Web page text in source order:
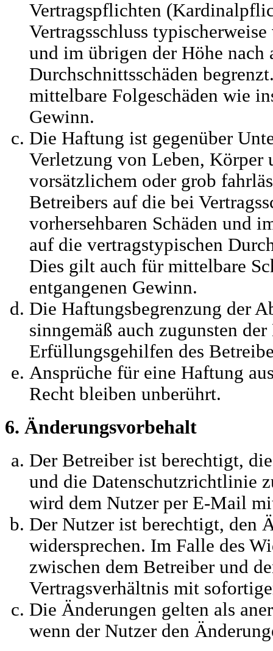
Vertragspflichten
Vertragsschluss
und im übrigen der Höhe nach
Durchschnittsschäden
mittelbare Folgeschäden wie
Gewinn.
Die Haftung ist gegenüber
Verletzung von Leben, Körper
vorsätzlichem oder grob
Betreibers auf die bei
vorhersehbaren Schäden und
auf die vertragstypischen
Dies gilt auch für mittelbare
entgangenen Gewinn.
Die Haftungsbegrenzung der
sinngemäß auch zugunsten
Erfüllungsgehilfen des
Ansprüche für eine Haftung
Recht bleiben unberührt.
6. Änderungsvorbehalt
Der Betreiber ist berechtigt,
und die Datenschutzrichtlinie
wird dem Nutzer per E-Mail
Der Nutzer ist berechtigt, den
widersprechen. Im Falle des
zwischen dem Betreiber und
Vertragsverhältnis mit
Die Änderungen gelten als
wenn der Nutzer den